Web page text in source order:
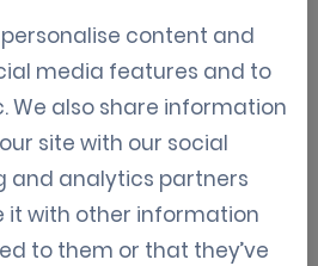
sur la façon d'ajouter des
numériques à votre
content and
media features and to
We also share information
site with our social
and analytics partners
it with other information
to them or that they’ve